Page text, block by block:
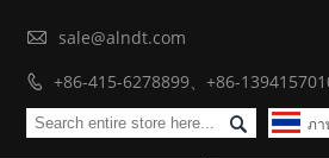
 sale@alndt.com
 +86-415-6278899、+86-
 ภา